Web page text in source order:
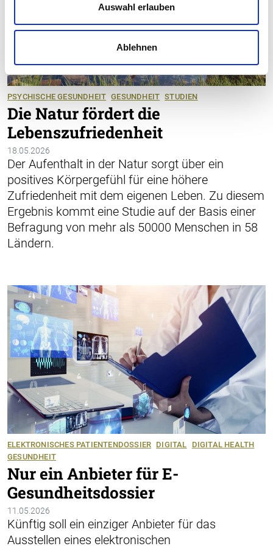
Auswahl erlauben
Ablehnen
PSYCHISCHE GESUNDHEIT GESUNDHEIT STUDIEN
Die Natur fördert die
Lebenszufriedenheit
18.05.2026
Der Aufenthalt in der Natur sorgt über ein
positives Körpergefühl für eine höhere
Zufriedenheit mit dem eigenen Leben. Zu diesem
Ergebnis kommt eine Studie auf der Basis einer
Befragung von mehr als 50000 Menschen in 58
Ländern.
ELEKTRONISCHES PATIENTENDOSSIER DIGITAL
DIGITAL HEALTH
GESUNDHEIT
Nur ein Anbieter für E-
Gesundheitsdossier
11.05.2026
Künftig soll ein einziger Anbieter für das
Ausstellen eines elektronischen